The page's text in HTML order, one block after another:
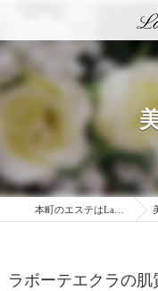
美
ラボーテエクラの